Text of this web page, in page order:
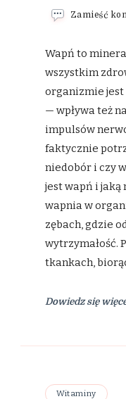
Zamieść
Wapń to
wszystkim
organizmie
— wpływa też
impulsów
faktycznie
niedobór i czy
jest wapń i jaką
wapnia w
zębach, gdzie
wytrzymałość.
tkankach,
Dowiedz się
Witaminy